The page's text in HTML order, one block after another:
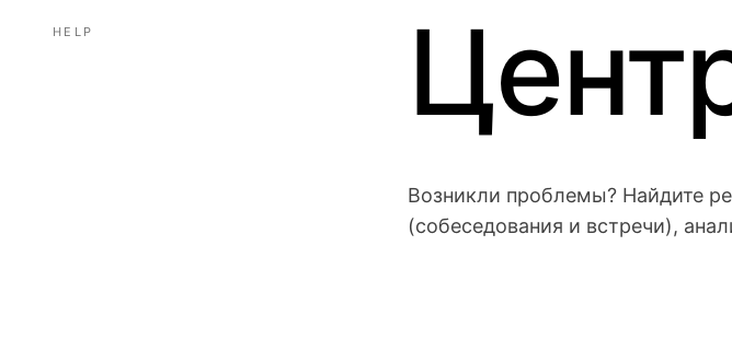
HELP
Возникли проблемы? Найдите
(собеседования и встречи),